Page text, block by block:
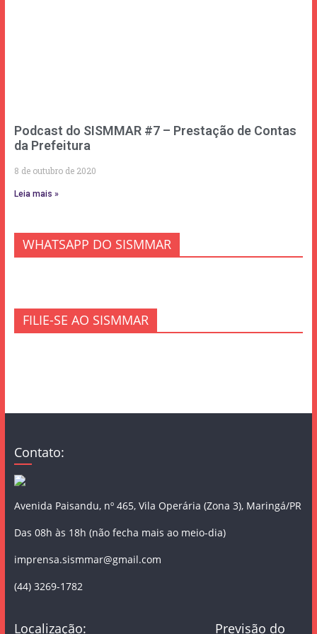
Podcast do SISMMAR #7 – Prestação de Contas
da Prefeitura
8 de outubro de 2020
Leia mais »
WHATSAPP DO SISMMAR
FILIE-SE AO SISMMAR
Contato:
Avenida Paisandu, nº 465, Vila Operária (Zona 3), Maringá/PR
Das 08h às 18h (não fecha mais ao meio-dia)
imprensa.sismmar@gmail.com
(44) 3269-1782
Localização: Previsão do